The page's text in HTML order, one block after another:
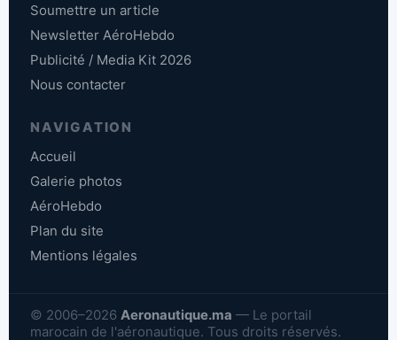
Soumettre un article
Newsletter AéroHebdo
Publicité / Media Kit 2026
Nous contacter
NAVIGATION
Accueil
Galerie photos
AéroHebdo
Plan du site
Mentions légales
© 2006–2026 Aeronautique.ma — Le portail
marocain de l'aéronautique. Tous droits réservés.